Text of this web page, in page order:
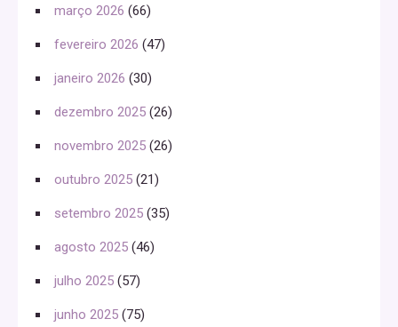
março 2026 (66)
fevereiro 2026 (47)
janeiro 2026 (30)
dezembro 2025 (26)
novembro 2025 (26)
outubro 2025 (21)
setembro 2025 (35)
agosto 2025 (46)
julho 2025 (57)
junho 2025 (75)